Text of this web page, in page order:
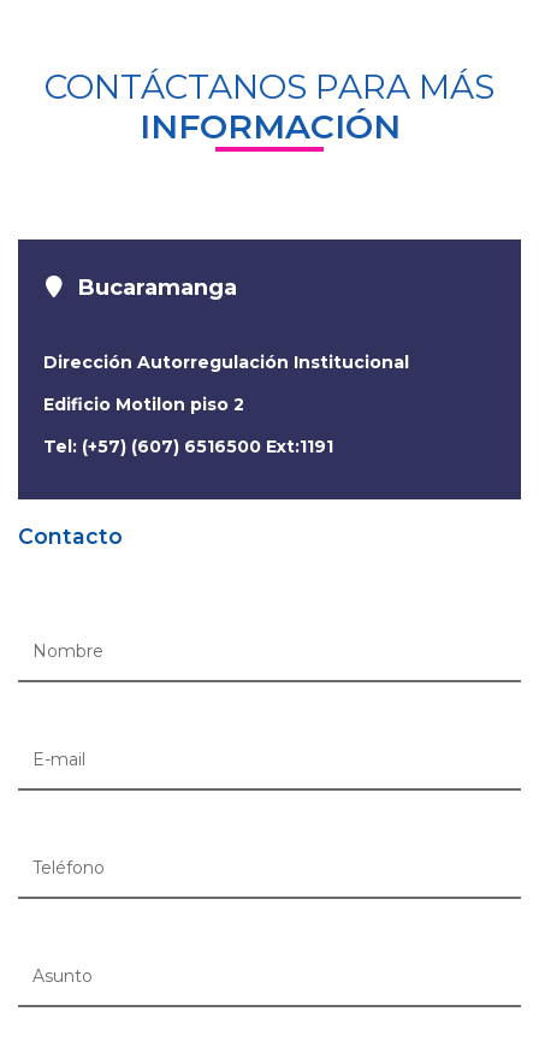
CONTÁCTANOS PARA MÁS
INFORMACIÓN
Bucaramanga
Dirección Autorregulación Institucional
Edificio Motilon piso 2
Tel: (+57) (607) 6516500 Ext:1191
Contacto